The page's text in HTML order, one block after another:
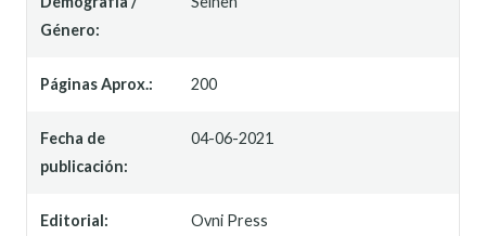
Género:
Páginas Aprox.: 200
Fecha de
publicación:
04-06-2021
Editorial: Ovni Press